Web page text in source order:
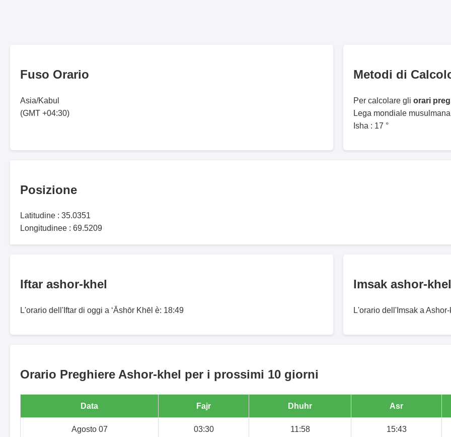
Fuso Orario
Asia/Kabul
(GMT +04:30)
Metodi di
Per calcolare gli orari
Lega mondiale
Isha : 17 °
Posizione
Latitudine : 35.0351
Longitudinee : 69.5209
Iftar ashor-khel
L'orario dell'Iftar di oggi a ‘Āshōr Khēl è: 18:49
Imsak ashor-khel
L'orario dell'Imsak a
Orario Preghiere Ashor-khel per i prossimi 10 giorni
Data Fajr Dhuhr Asr
Agosto 07 03:30 11:58 15:43